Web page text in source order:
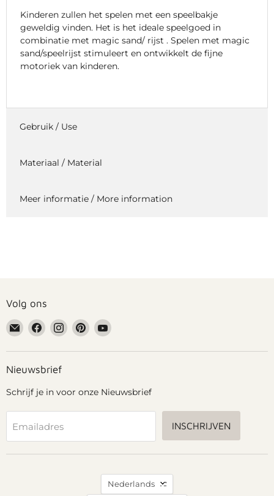
Kinderen zullen het spelen met een speelbakje
geweldig vinden. Het is het ideale speelgoed in
combinatie met magic sand/ rijst . Spelen met magic
sand/speelrijst stimuleert en ontwikkelt de fijne
motoriek van kinderen.
Gebruik / Use
Materiaal / Material
Meer informatie / More information
Volg ons
Email
Grennn
Vind
ons
op
Facebook
Vind
ons
op
Vind
ons
op
Vind
op
Nieuwsbrief
Schrijf je in voor onze Nieuwsbrief
Emailadres INSCHRIJVEN
Taal
Nederlands